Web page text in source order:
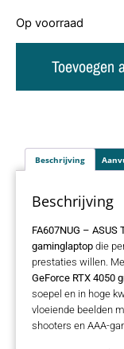
Op voorraad
Toevoegen
Beschrijving
Beschrijving
FA607NUG – ASUS
gaminglaptop die
prestaties willen.
GeForce RTX 4050
soepel en in hoge
vloeiende beelden
shooters en AAA-